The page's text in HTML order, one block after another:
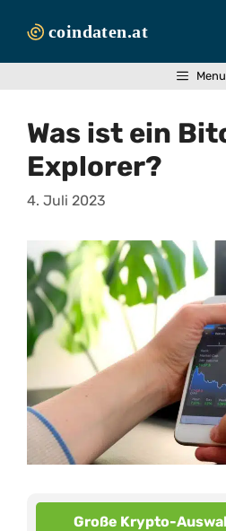
Inhalt
Menu
Was ist ein
Explorer?
4. Juli 2023
Große Krypto-